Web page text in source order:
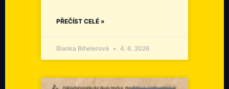
PŘEČÍST CELÉ »
Blanka Bihelerová 4. 6. 2026